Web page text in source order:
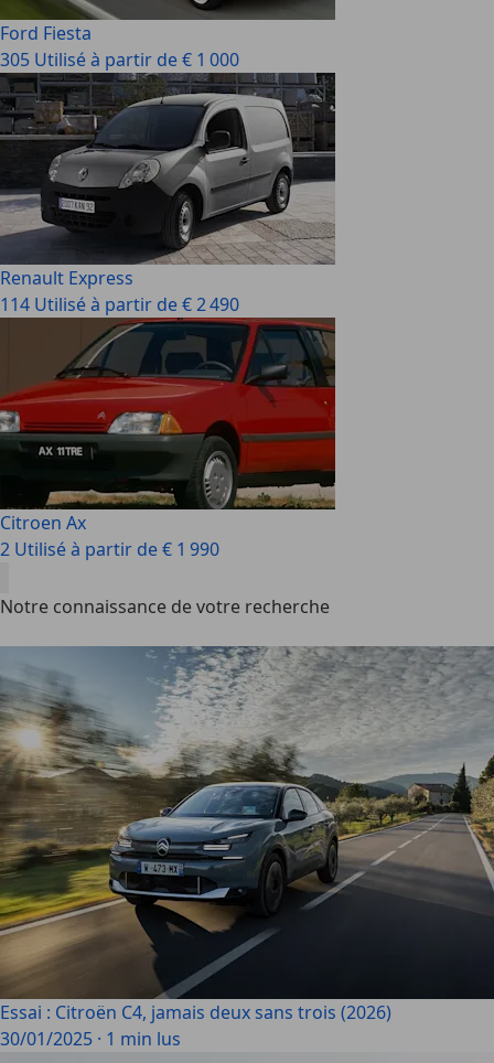
Ford Fiesta
305 Utilisé à partir de € 1 000
Renault Express
114 Utilisé à partir de € 2 490
Citroen Ax
2 Utilisé à partir de € 1 990
Notre connaissance de votre recherche
Essai : Citroën C4, jamais deux sans trois (2026)
30/01/2025 · 1 min lus